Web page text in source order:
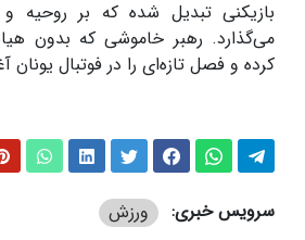
بازیکنی تبدیل شده که بر روحیه
می‌گذارد. رهبر خاموشی که بدون
کرده و فصل تازه‌ای را در فوتبال یونان
سرویس خبری: ورزش